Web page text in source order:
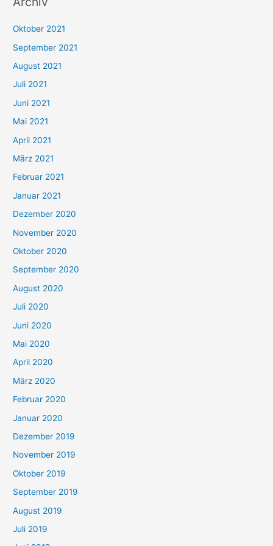
c
n
n
a
c
h
:
Oktober 2021
September 2021
August 2021
Juli 2021
Juni 2021
Mai 2021
April 2021
März 2021
Februar 2021
Januar 2021
Dezember 2020
November 2020
Oktober 2020
September 2020
August 2020
Juli 2020
Juni 2020
Mai 2020
April 2020
März 2020
Februar 2020
Januar 2020
Dezember 2019
November 2019
Oktober 2019
September 2019
August 2019
Juli 2019